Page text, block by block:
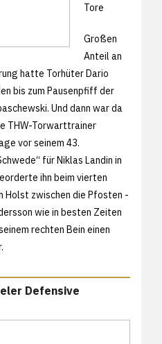
Tore
Großen
Anteil an
hatte Torhüter Dario
bis zum Pausenpfiff der
Und dann war da
THW-Torwarttrainer
vor seinem 43.
für Niklas Landin in
ihn beim vierten
Holst zwischen die Pfosten -
wie in besten Zeiten
rechten Bein einen
Defensive